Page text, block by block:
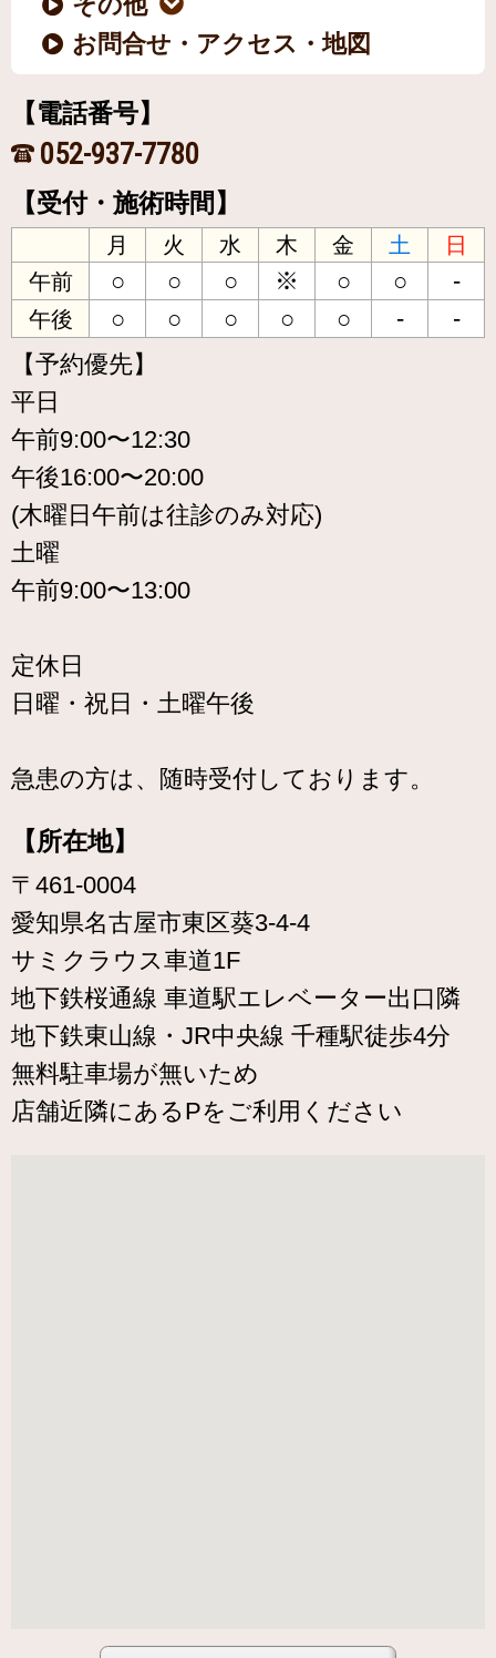
お問合せ・アクセス・地図
【電話番号】
052-937-7780
【受付・施術時間】
月 火 水 木 金 土
日
午前
○ ○ ○ ※ ○ ○ -
午後 ○ ○ ○ ○ ○ -
-
【予約優先】
平日
午前9:00〜12:30
午後16:00〜20:00
(木曜日午前は往診のみ対応)
土曜
午前9:00〜13:00
定休日
日曜・祝日・土曜午後
急患の方は、随時受付しております。
【所在地】
〒461-0004
愛知県名古屋市東区葵3-4-4
サミクラウス車道1F
地下鉄桜通線 車道駅エレベーター出口隣
地下鉄東山線・JR中央線 千種駅徒歩4分
無料駐車場が無いため
店舗近隣にあるPをご利用ください